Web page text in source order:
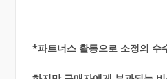
*파트너스 활동으로 소정의 수